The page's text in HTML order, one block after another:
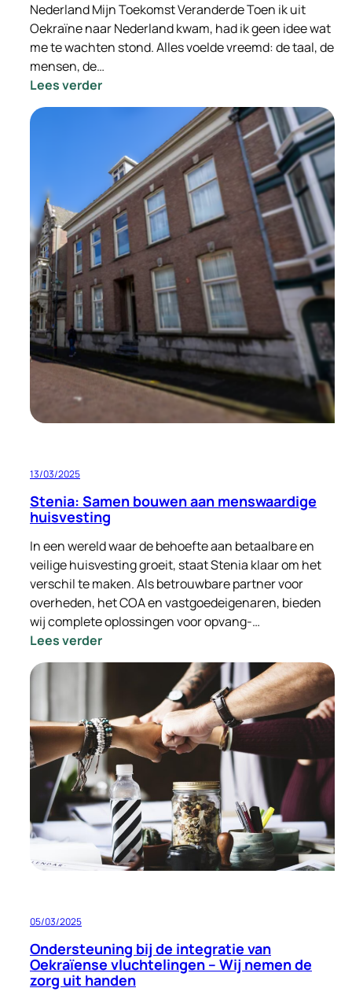
Nederland Mijn Toekomst Veranderde Toen ik uit
Oekraïne naar Nederland kwam, had ik geen idee wat
me te wachten stond. Alles voelde vreemd: de taal, de
mensen, de…
Lees verder:
Hoe
Nederland
Mijn
Toekomst
Veranderde
13/03/2025
Stenia: Samen bouwen aan menswaardige
huisvesting
In een wereld waar de behoefte aan betaalbare en
veilige huisvesting groeit, staat Stenia klaar om het
verschil te maken. Als betrouwbare partner voor
overheden, het COA en vastgoedeigenaren, bieden
wij complete oplossingen voor opvang-…
Lees verder:
Stenia:
aan
menswaardige
huisvesting
05/03/2025
Ondersteuning bij de integratie van
Oekraïense vluchtelingen – Wij nemen de
zorg uit handen